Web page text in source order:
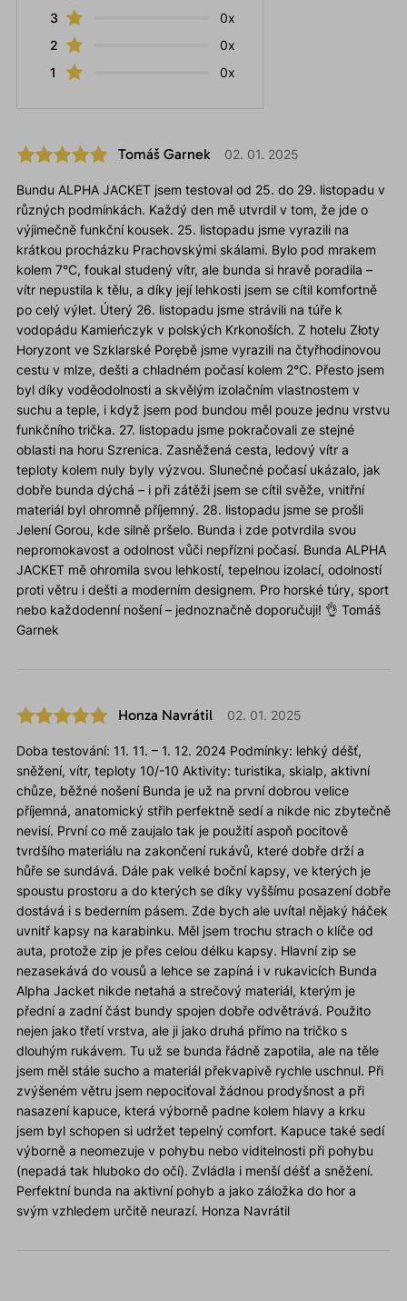
3
0x
2
0x
1
0x
Tomáš Garnek 02. 01. 2025
Bundu ALPHA JACKET jsem testoval od 25. do 29. listopadu v
různých podmínkách. Každý den mě utvrdil v tom, že jde o
výjimečně funkční kousek. 25. listopadu jsme vyrazili na
krátkou procházku Prachovskými skálami. Bylo pod mrakem
kolem 7°C, foukal studený vítr, ale bunda si hravě poradila –
vítr nepustila k tělu, a díky její lehkosti jsem se cítil komfortně
po celý výlet. Úterý 26. listopadu jsme strávili na túře k
vodopádu Kamieńczyk v polských Krkonoších. Z hotelu Złoty
Horyzont ve Szklarské Porębě jsme vyrazili na čtyřhodinovou
cestu v mlze, dešti a chladném počasí kolem 2°C. Přesto jsem
byl díky voděodolnosti a skvělým izolačním vlastnostem v
suchu a teple, i když jsem pod bundou měl pouze jednu vrstvu
funkčního trička. 27. listopadu jsme pokračovali ze stejné
oblasti na horu Szrenica. Zasněžená cesta, ledový vítr a
teploty kolem nuly byly výzvou. Slunečné počasí ukázalo, jak
dobře bunda dýchá – i při zátěži jsem se cítil svěže, vnitřní
materiál byl ohromně příjemný. 28. listopadu jsme se prošli
Jelení Gorou, kde silně pršelo. Bunda i zde potvrdila svou
nepromokavost a odolnost vůči nepřízni počasí. Bunda ALPHA
JACKET mě ohromila svou lehkostí, tepelnou izolací, odolností
proti větru i dešti a moderním designem. Pro horské túry, sport
nebo každodenní nošení – jednoznačně doporučuji! 👌 Tomáš
Garnek
Honza Navrátil 02. 01. 2025
Doba testování: 11. 11. – 1. 12. 2024 Podmínky: lehký déšť,
sněžení, vítr, teploty 10/-10 Aktivity: turistika, skialp, aktivní
chůze, běžné nošení Bunda je už na první dobrou velice
příjemná, anatomický střih perfektně sedí a nikde nic zbytečně
nevisí. První co mě zaujalo tak je použití aspoň pocitově
tvrdšího materiálu na zakončení rukávů, které dobře drží a
hůře se sundává. Dále pak velké boční kapsy, ve kterých je
spoustu prostoru a do kterých se díky vyššímu posazení dobře
dostává i s bederním pásem. Zde bych ale uvítal nějaký háček
uvnitř kapsy na karabinku. Měl jsem trochu strach o klíče od
auta, protože zip je přes celou délku kapsy. Hlavní zip se
nezasekává do vousů a lehce se zapíná i v rukavicích Bunda
Alpha Jacket nikde netahá a strečový materiál, kterým je
přední a zadní část bundy spojen dobře odvětrává. Použito
nejen jako třetí vrstva, ale ji jako druhá přímo na tričko s
dlouhým rukávem. Tu už se bunda řádně zapotila, ale na těle
jsem měl stále sucho a materiál překvapivě rychle uschnul. Při
zvýšeném větru jsem nepociťoval žádnou prodyšnost a při
nasazení kapuce, která výborně padne kolem hlavy a krku
jsem byl schopen si udržet tepelný comfort. Kapuce také sedí
výborně a neomezuje v pohybu nebo viditelnosti při pohybu
(nepadá tak hluboko do očí). Zvládla i menší déšť a sněžení.
Perfektní bunda na aktivní pohyb a jako záložka do hor a
svým vzhledem určitě neurazí. Honza Navrátil